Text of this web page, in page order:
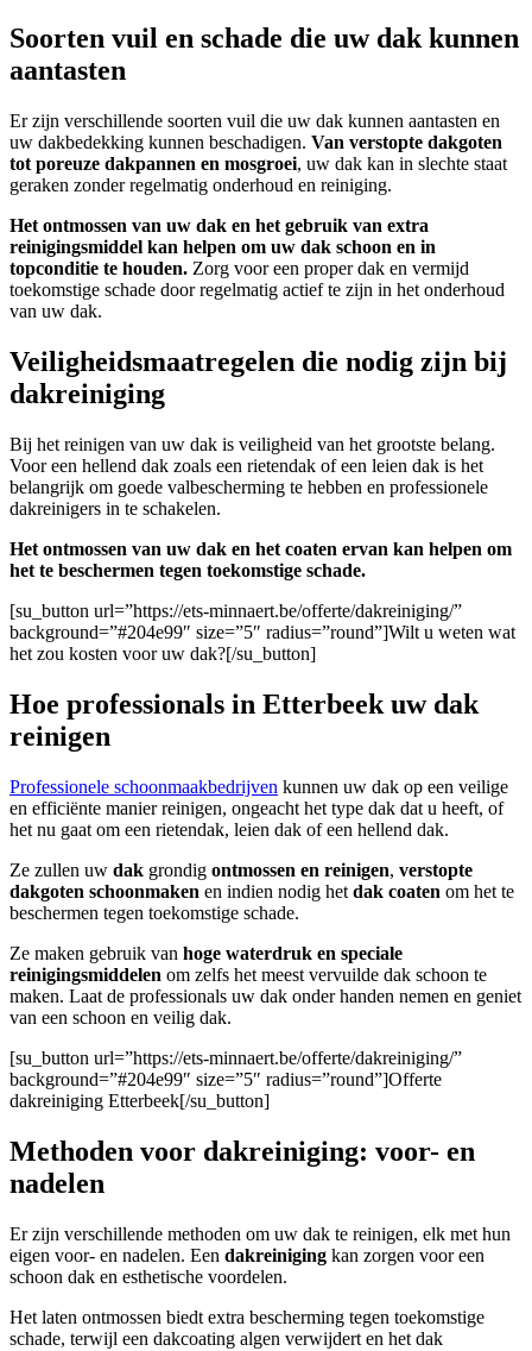
Soorten vuil en schade die uw dak kunnen
aantasten
Er zijn verschillende soorten vuil die uw dak kunnen aantasten en
uw dakbedekking kunnen beschadigen. Van verstopte dakgoten
tot poreuze dakpannen en mosgroei, uw dak kan in slechte staat
geraken zonder regelmatig onderhoud en reiniging.
Het ontmossen van uw dak en het gebruik van extra
reinigingsmiddel kan helpen om uw dak schoon en in
topconditie te houden. Zorg voor een proper dak en vermijd
toekomstige schade door regelmatig actief te zijn in het onderhoud
van uw dak.
Veiligheidsmaatregelen die nodig zijn bij
dakreiniging
Bij het reinigen van uw dak is veiligheid van het grootste belang.
Voor een hellend dak zoals een rietendak of een leien dak is het
belangrijk om goede valbescherming te hebben en professionele
dakreinigers in te schakelen.
Het ontmossen van uw dak en het coaten ervan kan helpen om
het te beschermen tegen toekomstige schade.
[su_button url=”https://ets-minnaert.be/offerte/dakreiniging/”
background=”#204e99″ size=”5″ radius=”round”]Wilt u weten wat
het zou kosten voor uw dak?[/su_button]
Hoe professionals in Etterbeek uw dak
reinigen
Professionele schoonmaakbedrijven kunnen uw dak op een veilige
en efficiënte manier reinigen, ongeacht het type dak dat u heeft, of
het nu gaat om een rietendak, leien dak of een hellend dak.
Ze zullen uw dak grondig ontmossen en reinigen, verstopte
dakgoten schoonmaken en indien nodig het dak coaten om het te
beschermen tegen toekomstige schade.
Ze maken gebruik van hoge waterdruk en speciale
reinigingsmiddelen om zelfs het meest vervuilde dak schoon te
maken. Laat de professionals uw dak onder handen nemen en geniet
van een schoon en veilig dak.
[su_button url=”https://ets-minnaert.be/offerte/dakreiniging/”
background=”#204e99″ size=”5″ radius=”round”]Offerte
dakreiniging Etterbeek[/su_button]
Methoden voor dakreiniging: voor- en
nadelen
Er zijn verschillende methoden om uw dak te reinigen, elk met hun
eigen voor- en nadelen. Een dakreiniging kan zorgen voor een
schoon dak en esthetische voordelen.
Het laten ontmossen biedt extra bescherming tegen toekomstige
schade, terwijl een dakcoating algen verwijdert en het dak